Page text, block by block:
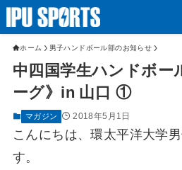
ホーム 男子ハンドボール部のお知らせ
中四国学生ハンドボー
ーグ》in 山口 ①
マガジン 2018年5月1日
こんにちは、環太平洋大学
す。